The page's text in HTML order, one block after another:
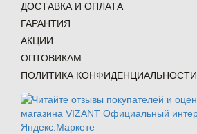
ДОСТАВКА И ОПЛАТА
ГАРАНТИЯ
АКЦИИ
ОПТОВИКАМ
ПОЛИТИКА КОНФИДЕНЦИАЛЬНОСТИ